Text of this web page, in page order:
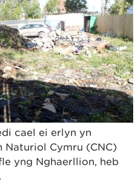
cael ei erlyn yn
Naturiol Cymru (CNC)
yng Nghaerllion, heb